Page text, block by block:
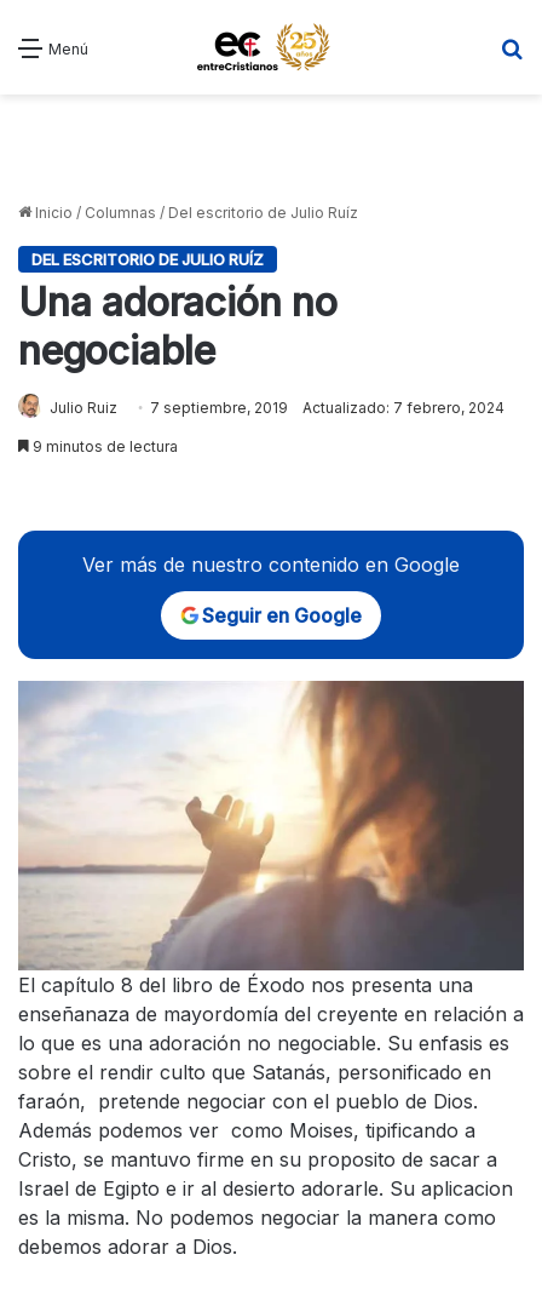
Menú
Inicio / Columnas / Del escritorio de Julio Ruíz
DEL ESCRITORIO DE JULIO RUÍZ
Una adoración no
negociable
Julio Ruiz 7 septiembre, 2019 Actualizado: 7 febrero, 2024
9 minutos de lectura
Ver más de nuestro contenido en Google
Seguir en Google
El capítulo 8 del libro de Éxodo nos presenta una
enseñanaza de mayordomía del creyente en relación a
lo que es una adoración no negociable. Su enfasis es
sobre el rendir culto que Satanás, personificado en
faraón, pretende negociar con el pueblo de Dios.
Además podemos ver como Moises, tipificando a
Cristo, se mantuvo firme en su proposito de sacar a
Israel de Egipto e ir al desierto adorarle. Su aplicacion
es la misma. No podemos negociar la manera como
debemos adorar a Dios.